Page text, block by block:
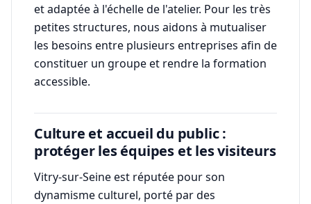
et adaptée à l'échelle de l'atelier. Pour les très
petites structures, nous aidons à mutualiser
les besoins entre plusieurs entreprises afin de
constituer un groupe et rendre la formation
accessible.
Culture et accueil du public :
protéger les équipes et les visiteurs
Vitry-sur-Seine est réputée pour son
dynamisme culturel, porté par des